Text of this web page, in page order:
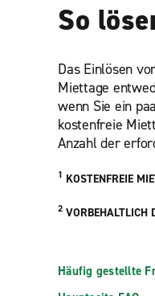
So
Das Einlösen
Miettage
wenn Sie ein
kostenfreie
Anzahl der
1 KOSTENFREIE
2 VORBEHALTLICH
Häufig gestellte